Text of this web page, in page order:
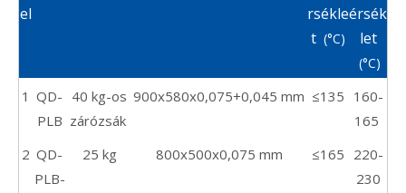
el
rsékle
t (°C)
érsék
let
(°C)
1 QD-
PLB
40 kg-os
zárózsák
900x580x0,075+0,045 mm ≤135 160-
165
2 QD-
PLB-
25 kg 800x500x0,075 mm ≤165 220-
230